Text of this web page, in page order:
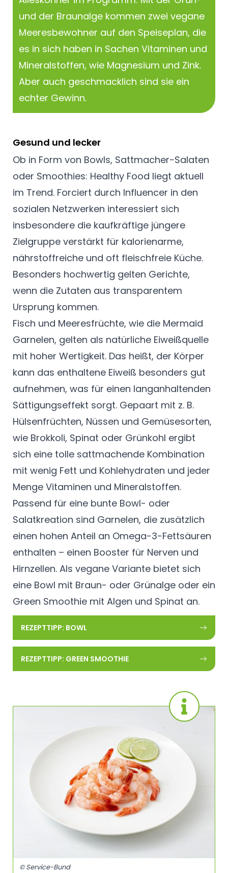
und der Braunalge kommen zwei vegane
Meeresbewohner auf den Speiseplan, die
es in sich haben in Sachen Vitaminen und
Mineralstoffen, wie Magnesium und Zink.
Aber auch geschmacklich sind sie ein
echter Gewinn.
Gesund und lecker
Ob in Form von Bowls, Sattmacher-Salaten
oder Smoothies: Healthy Food liegt aktuell
im Trend. Forciert durch Influencer in den
sozialen Netzwerken interessiert sich
insbesondere die kaufkräftige jüngere
Zielgruppe verstärkt für kalorienarme,
nährstoffreiche und oft fleischfreie Küche.
Besonders hochwertig gelten Gerichte,
wenn die Zutaten aus transparentem
Ursprung kommen.
Fisch und Meeresfrüchte, wie die Mermaid
Garnelen, gelten als natürliche Eiweißquelle
mit hoher Wertigkeit. Das heißt, der Körper
kann das enthaltene Eiweiß besonders gut
aufnehmen, was für einen langanhaltenden
Sättigungseffekt sorgt. Gepaart mit z. B.
Hülsenfrüchten, Nüssen und Gemüsesorten,
wie Brokkoli, Spinat oder Grünkohl ergibt
sich eine tolle sattmachende Kombination
mit wenig Fett und Kohlehydraten und jeder
Menge Vitaminen und Mineralstoffen.
Passend für eine bunte Bowl- oder
Salatkreation sind Garnelen, die zusätzlich
einen hohen Anteil an Omega-3-Fettsäuren
enthalten – einen Booster für Nerven und
Hirnzellen. Als vegane Variante bietet sich
eine Bowl mit Braun- oder Grünalge oder ein
Green Smoothie mit Algen und Spinat an.
REZEPTTIPP: BOWL
REZEPTTIPP: GREEN SMOOTHIE
© Service-Bund